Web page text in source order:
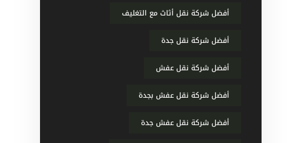
أفضل شركة نقل أثاث مع التغليف
أفضل شركة نقل جدة
أفضل شركة نقل عفش
أفضل شركة نقل عفش بجدة
أفضل شركة نقل عفش جدة